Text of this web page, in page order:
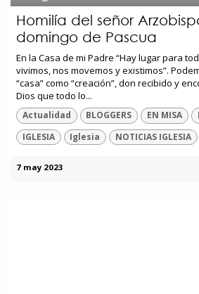
Homilía del señor
domingo de Pascua
En la Casa de mi Padre “Hay lugar para
vivimos, nos movemos y existimos”.
“casa” como “creación”, don recibido y
Dios que todo lo...
Actualidad BLOGGERS EN MISA
IGLESIA
Iglesia NOTICIAS IGLESIA
7 may 2023